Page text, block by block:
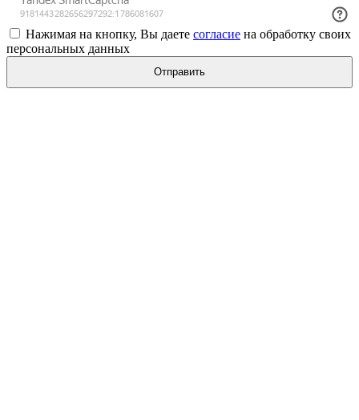
Нажимая на кнопку, Вы даете согласие на обработку своих
персональных данных
Отправить